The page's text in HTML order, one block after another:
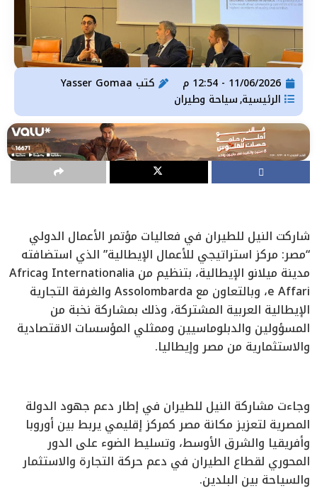
11/06/2026 - 12:54 م كتب
الرئيسية, سياحة وطيران
شاركت النيل للطيران في فعاليات مؤتمر الأعمال الدولي
“مصر: مركز استراتيجي للأعمال الإيطالية” الذي استضافته
مدينة ميلانو الإيطالية، بتنظيم من Internationalia وAfrica
e Affari، وبالتعاون مع Assolombarda والغرفة التجارية
الإيطالية العربية المشتركة، وذلك بمشاركة نخبة من
المسؤولين والدبلوماسيين وممثلي المؤسسات الاقتصادية
والاستثمارية من مصر وإيطاليا.
وجاءت مشاركة النيل للطيران في إطار دعم جهود الدولة
المصرية لتعزيز مكانة مصر كمركز إقليمي يربط بين أوروبا
وأفريقيا والشرق الأوسط، وتسليط الضوء على الدور
المحوري لقطاع الطيران في دعم حركة التجارة والاستثمار
والسياحة بين البلدين.